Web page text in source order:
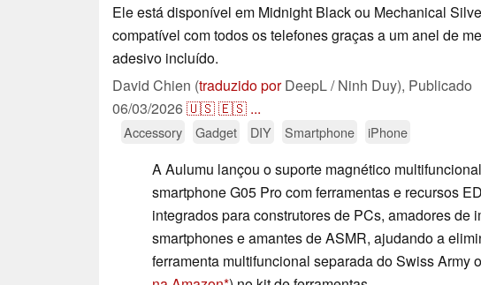
Ele está disponível em Midnight Black ou Mechanical
compatível com todos os telefones graças a um anel de
adesivo incluído.
David Chien (traduzido porDeepL / Ninh Duy), Publicado
06/03/2026🇺🇸🇪🇸 ...
Accessory Gadget DIY Smartphone iPhone
A Aulumu lançou o suporte magnético
smartphone G05 Pro com ferramentas e recursos
integrados para construtores de PCs, amadores de
smartphones e amantes de ASMR, ajudando a
ferramenta multifuncional separada do Swiss Army